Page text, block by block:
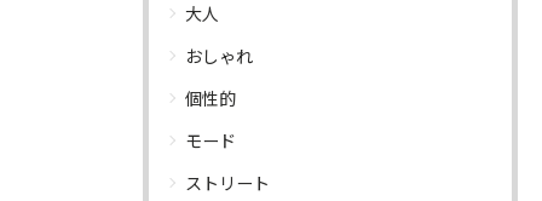
大人
おしゃれ
個性的
モード
ストリート